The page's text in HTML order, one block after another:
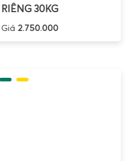
RIÊNG 30KG
Giá 2.750.000